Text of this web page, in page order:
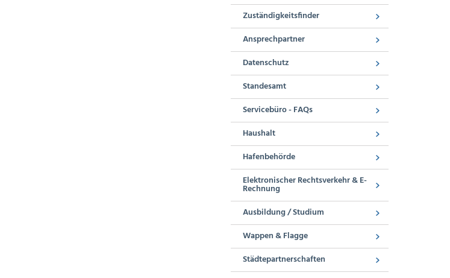
Zuständigkeitsfinder
Ansprechpartner
Datenschutz
Standesamt
Servicebüro - FAQs
Haushalt
Hafenbehörde
Elektronischer Rechtsverkehr & E-
Rechnung
Ausbildung / Studium
Wappen & Flagge
Städtepartnerschaften